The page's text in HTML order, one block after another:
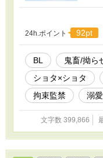
派手
夏に
年生
め、Ω
いた
は、
った
宮は
道、
に取
た。
を。
学6年
り、
24h.ポイント 92pt
BL 鬼畜/拗ら
ショタ×ショタ
拘束監禁
溺愛
文字数 399,866